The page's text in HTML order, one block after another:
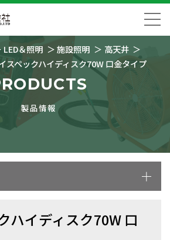
LED＆照明 施設照明
高天井
スペックハイディスク70W 口金タイプ
製品情報
ハイディスク70W 口